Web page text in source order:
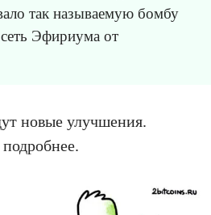
так называемую бомбу
Эфириума от
новые улучшения.